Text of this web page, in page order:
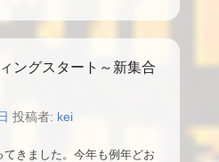
ングスタート～新集合
投稿者: kei
きました。今年も例年どお